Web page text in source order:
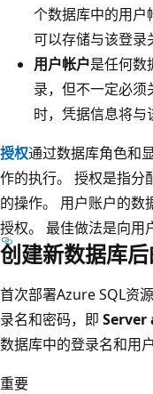
个数据库中的用户
可以存储与该登录
用户帐户是任何数
录，但不一定必须
时，凭据信息将与
授权通过数据库角色和
作的执行。 授权是指分
的操作。 用户账户的数
授权。 最佳做法是向用
创建新数据库
首次部署Azure SQL资
录名和密码，即 Server
数据库中的登录名和用
重要